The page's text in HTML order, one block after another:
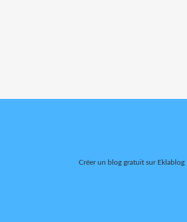
Créer un blog gratuit sur Eklablog